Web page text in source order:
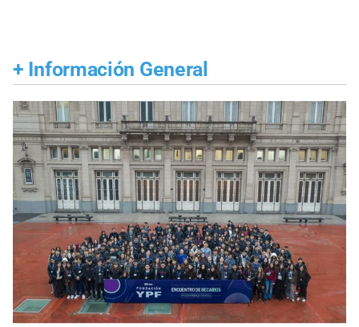
+ Información General